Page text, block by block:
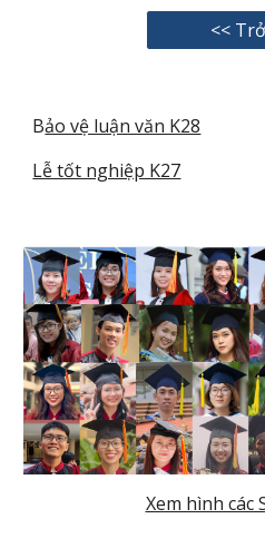
<<
Bảo vệ luận văn K28
Lễ tốt nghiệp K27
Xem hình các